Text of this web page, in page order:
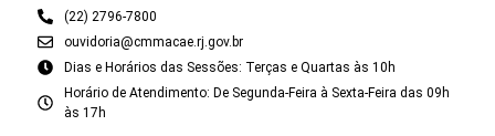
(22) 2796-7800
ouvidoria@cmmacae.rj.gov.br
Dias e Horários das Sessões: Terças e Quartas às 10h
Horário de Atendimento: De Segunda-Feira à Sexta-Feira das 09h
às 17h